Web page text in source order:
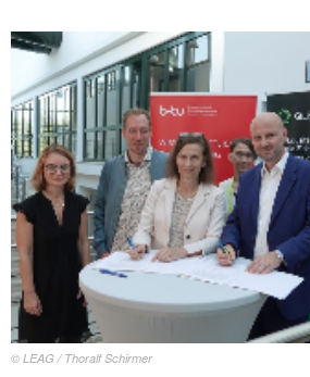
© LEAG / Thoralf Schirmer